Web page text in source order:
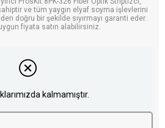
ve tüm yaygın elyaf soyma işlevlerini
doğru bir şekilde sıyırmayı garanti eder.
fiyata satın alabilirsiniz.
kalmamıştır.